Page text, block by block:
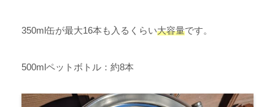
350ml缶が最大16本も入るくらい大容量です。
500mlペットボトル：約8本